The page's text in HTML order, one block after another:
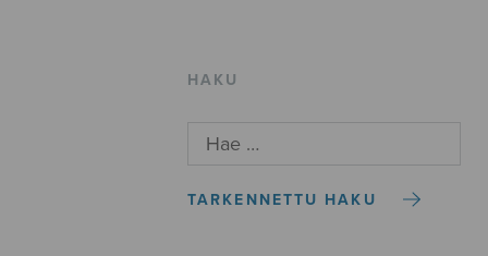
HAKU
TARKENNETTU HAKU